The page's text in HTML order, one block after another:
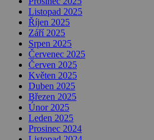
Listopad 2025
Říjen 2025
Září 2025
Srpen 2025
Červenec 2025
Červen 2025
Květen 2025
Duben 2025
Březen 2025
Únor 2025
Leden 2025
Prosinec 2024